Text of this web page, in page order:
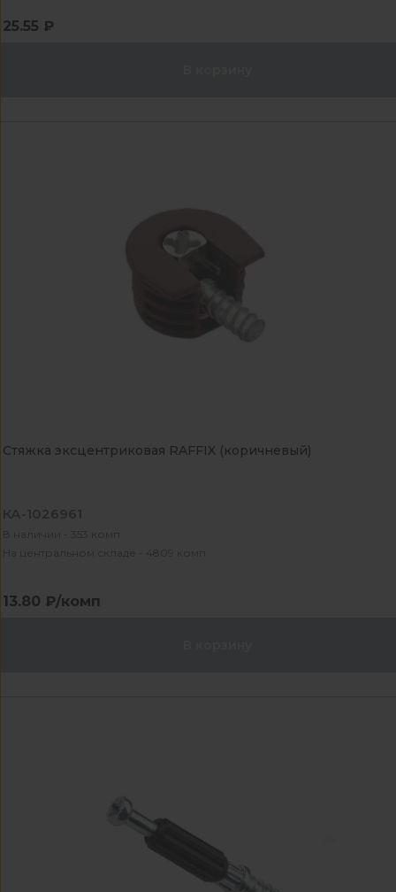
25.55 ₽
Стяжка эксцентриковая RAFFIX (коричневый)
КА-1026961
В наличии - 353 комп
На центральном складе - 4809 комп
13.80 ₽/комп